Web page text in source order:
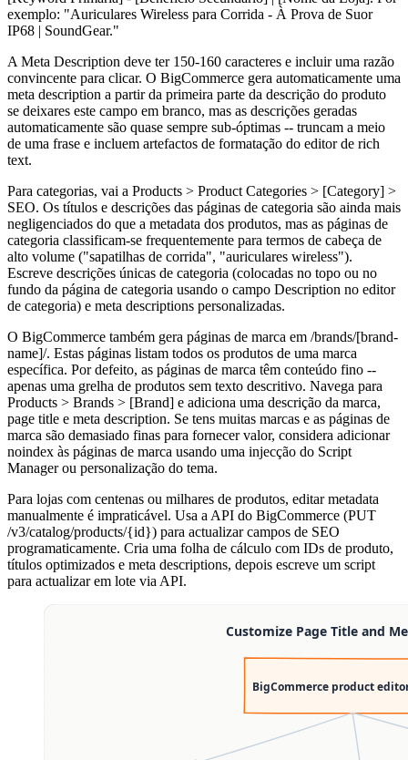
exemplo: "Auriculares Wireless para Corrida - À Prova de Suor
IP68 | SoundGear."
A Meta Description deve ter 150-160 caracteres e incluir uma razão
convincente para clicar. O BigCommerce gera automaticamente uma
meta description a partir da primeira parte da descrição do produto
se deixares este campo em branco, mas as descrições geradas
automaticamente são quase sempre sub-óptimas -- truncam a meio
de uma frase e incluem artefactos de formatação do editor de rich
text.
Para categorias, vai a Products > Product Categories > [Category] >
SEO. Os títulos e descrições das páginas de categoria são ainda mais
negligenciados do que a metadata dos produtos, mas as páginas de
categoria classificam-se frequentemente para termos de cabeça de
alto volume ("sapatilhas de corrida", "auriculares wireless").
Escreve descrições únicas de categoria (colocadas no topo ou no
fundo da página de categoria usando o campo Description no editor
de categoria) e meta descriptions personalizadas.
O BigCommerce também gera páginas de marca em /brands/[brand-
name]/. Estas páginas listam todos os produtos de uma marca
específica. Por defeito, as páginas de marca têm conteúdo fino --
apenas uma grelha de produtos sem texto descritivo. Navega para
Products > Brands > [Brand] e adiciona uma descrição da marca,
page title e meta description. Se tens muitas marcas e as páginas de
marca são demasiado finas para fornecer valor, considera adicionar
noindex às páginas de marca usando uma injecção do Script
Manager ou personalização do tema.
Para lojas com centenas ou milhares de produtos, editar metadata
manualmente é impraticável. Usa a API do BigCommerce (PUT
/v3/catalog/products/{id}) para actualizar campos de SEO
programaticamente. Cria uma folha de cálculo com IDs de produto,
títulos optimizados e meta descriptions, depois escreve um script
para actualizar em lote via API.